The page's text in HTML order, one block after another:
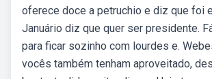
oferece doce a petruchio e diz que foi
Januário diz que quer ser presidente.
para ficar sozinho com lourdes e.
vocês também tenham aproveitado,